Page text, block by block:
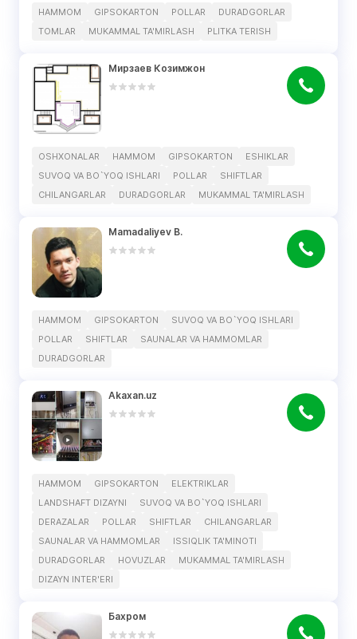
HAMMOM GIPSOKARTON POLLAR
DURADGORLAR
TOMLAR
MUKAMMAL TA'MIRLASH PLITKA TERISH
Мирзаев Козимжон
OSHXONALAR HAMMOM GIPSOKARTON
ESHIKLAR
SUVOQ VA BO`YOQ ISHLARI
POLLAR
SHIFTLAR
CHILANGARLAR
DURADGORLAR MUKAMMAL TA'MIRLASH
Mamadaliyev B.
HAMMOM GIPSOKARTON
SUVOQ VA BO`YOQ ISHLARI
POLLAR
SHIFTLAR
SAUNALAR VA HAMMOMLAR
DURADGORLAR
Akaxan.uz
HAMMOM GIPSOKARTON
ELEKTRIKLAR
LANDSHAFT DIZAYNI
SUVOQ VA BO`YOQ ISHLARI
DERAZALAR
POLLAR SHIFTLAR
CHILANGARLAR
SAUNALAR VA HAMMOMLAR
ISSIQLIK TA'MINOTI
DURADGORLAR
HOVUZLAR
MUKAMMAL TA'MIRLASH
DIZAYN INTER'ERI
Бахром